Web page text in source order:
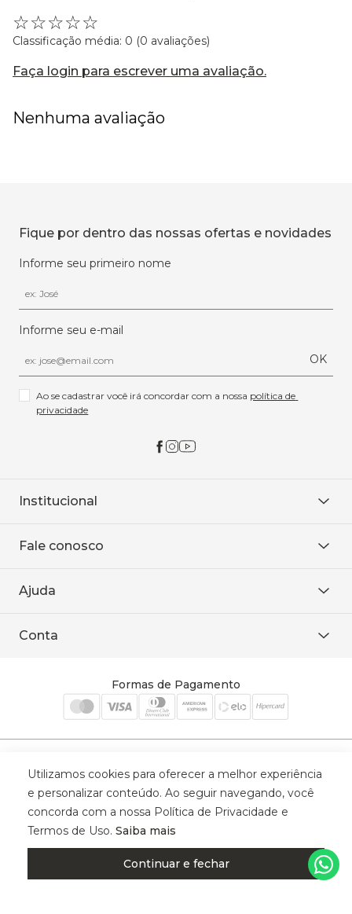
☆☆☆☆☆
Classificação média: 0 (0 avaliações)
Faça login para escrever uma avaliação.
Nenhuma avaliação
Fique por dentro das nossas ofertas e novidades
Informe seu primeiro nome
Informe seu e-mail
OK
Ao se cadastrar você irá concordar com a nossa política de
privacidade
Institucional
Onde encontrar
Baixe o APP
Fale conosco
WhatsApp
Ajuda
Política de entrega
Conta
Cadastre-se
Formas de Pagamento
Selos de Segurança
© 2025 Trinys Indústria e Comércio Ltda - Todos os direitos reservados
| CNPJ: 59.907.634/0001-75 | Rua Santa Augusta, 409 - Vila
Utilizamos cookies para oferecer a melhor experiência
e personalizar conteúdo. Ao seguir navegando, você
concorda com a nossa Política de Privacidade e
Termos de Uso. Saiba mais
Continuar e fechar